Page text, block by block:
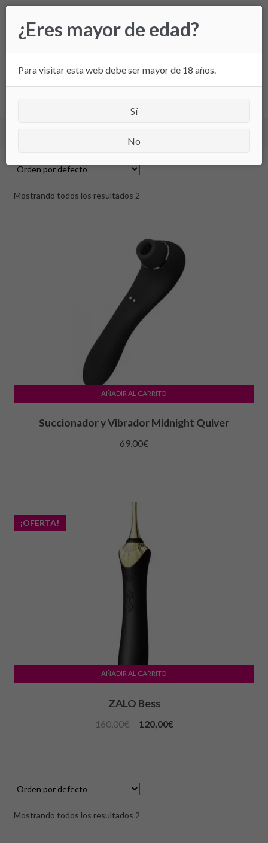
la
navegación
al
contenido
Mostrando todos los resultados 2
Succionador y Vibrador Midnight Quiver
69,00€
AÑADIR AL CARRITO
ZALO Bess
¡OFERTA!
160,00€ 120,00€
AÑADIR AL CARRITO
Mostrando todos los resultados 2
¿Eres mayor de edad?
Para visitar esta web debe ser mayor de 18 años.
Sí
No